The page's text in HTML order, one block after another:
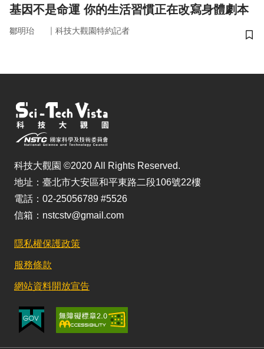
基因不是命運 你的生活習慣正在改寫身體劇本
鄒明珆 ｜ 科技大觀園特約記者
儲
科技大觀園 ©2020 All Rights Reserved.
地址：臺北市大安區和平東路二段106號22樓
電話：02-25056789 #5526
信箱：nstcstv@gmail.com
隱私權保護政策
服務條款
網站資料開放宣告